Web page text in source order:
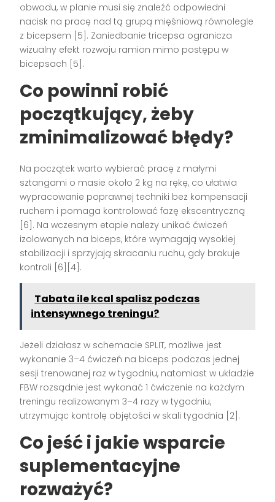
obwodu, w planie musi się znaleźć odpowiedni
nacisk na pracę nad tą grupą mięśniową równolegle
z bicepsem [5]. Zaniedbanie tricepsa ogranicza
wizualny efekt rozwoju ramion mimo postępu w
bicepsach [5].
Co powinni robić
początkujący, żeby
zminimalizować błędy?
Na początek warto wybierać pracę z małymi
sztangami o masie około 2 kg na rękę, co ułatwia
wypracowanie poprawnej techniki bez kompensacji
ruchem i pomaga kontrolować fazę ekscentryczną
[6]. Na wczesnym etapie należy unikać ćwiczeń
izolowanych na biceps, które wymagają wysokiej
stabilizacji i sprzyjają skracaniu ruchu, gdy brakuje
kontroli [6][4].
Tabata ile kcal spalisz podczas
intensywnego treningu?
Jeżeli działasz w schemacie SPLIT, możliwe jest
wykonanie 3–4 ćwiczeń na biceps podczas jednej
sesji trenowanej raz w tygodniu, natomiast w układzie
FBW rozsądnie jest wykonać 1 ćwiczenie na każdym
treningu realizowanym 3–4 razy w tygodniu,
utrzymując kontrolę objętości w skali tygodnia [2].
Co jeść i jakie wsparcie
suplementacyjne
rozważyć?